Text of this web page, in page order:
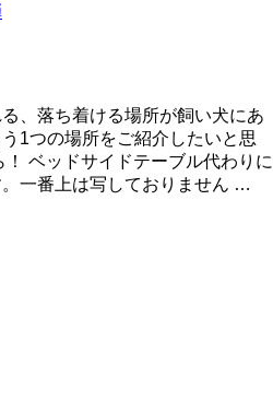
、落ち着ける場所が飼い犬にあ
1つの場所をご紹介したいと思
ベッドサイドテーブル代わりに
一番上は写しておりません …